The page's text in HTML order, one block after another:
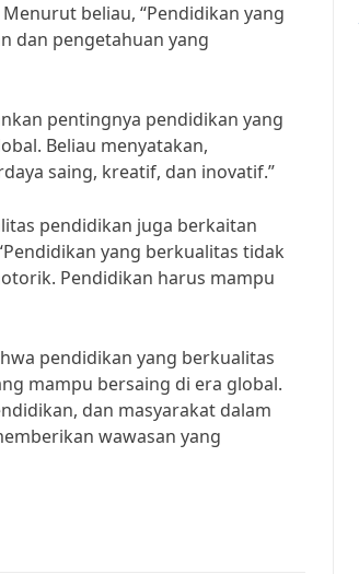
beliau, “Pendidikan yang
dan pengetahuan yang
pentingnya pendidikan yang
Beliau menyatakan,
saing, kreatif, dan inovatif.”
pendidikan juga berkaitan
yang berkualitas tidak
Pendidikan harus mampu
pendidikan yang berkualitas
mampu bersaing di era global.
dan masyarakat dalam
wawasan yang